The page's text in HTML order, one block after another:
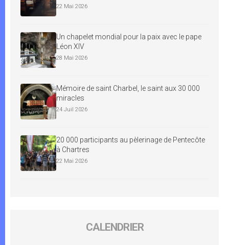
22 Mai 2026
Un chapelet mondial pour la paix avec le pape
Léon XIV
28 Mai 2026
Mémoire de saint Charbel, le saint aux 30 000
miracles
24 Juil 2026
20 000 participants au pèlerinage de Pentecôte
à Chartres
22 Mai 2026
CALENDRIER